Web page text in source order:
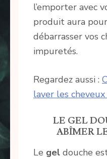
l’emporter avec
produit aura
débarrasser vos
impuretés.
Regardez aussi :
laver les
LE GEL
ABÎMER
Le gel douche